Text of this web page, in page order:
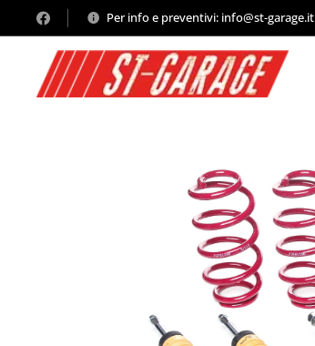
Per info e preventivi: info@st-garage.it